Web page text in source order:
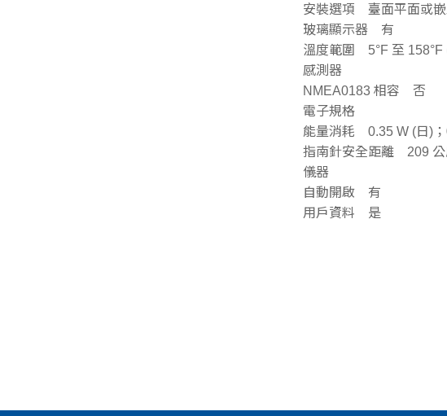
安裝選項 臺面平面或
玻璃顯示器 有
溫度範圍 5°F 至 158°F
感測器
NMEA0183 相容 否
電子規格
能量消耗 0.35 W (日)；
指南針安全距離 209 公
儀器
自動開啟 有
用戶資料 是